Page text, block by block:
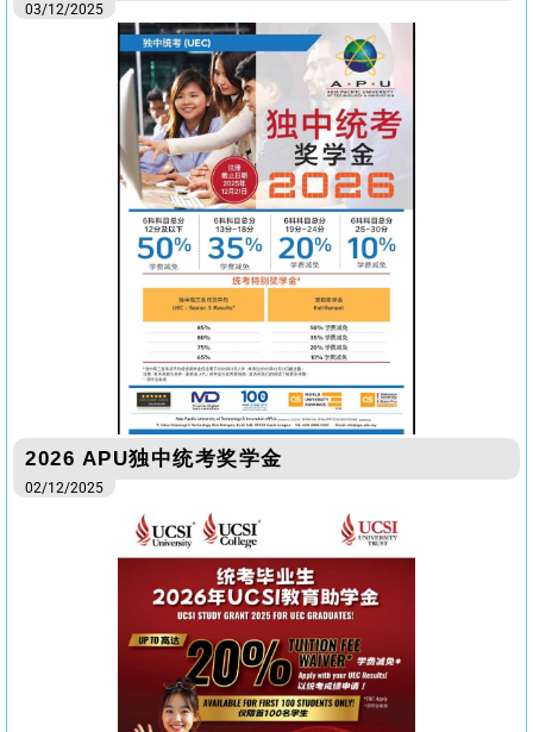
03/12/2025
2026 APU独中统考奖学金
02/12/2025